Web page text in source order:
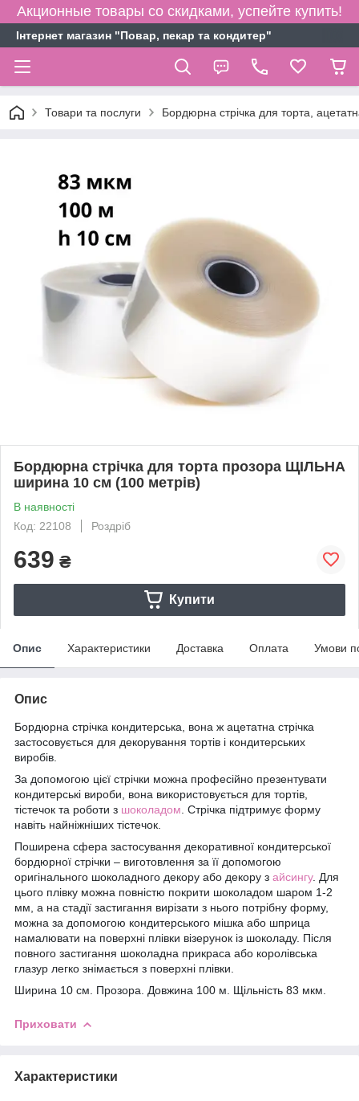
Акционные товары со скидками, успейте купить!
Інтернет магазин "Повар, пекар та кондитер"
Товари та послуги Бордюрна стрічка для торта,
Бордюрна стрічка для торта прозора ЩІЛЬНА
ширина 10 см (100 метрів)
В наявності
Код: 22108
Роздріб
639 ₴
Купити
Опис Характеристики Доставка Оплата Умови
Опис
Бордюрна стрічка кондитерська, вона ж ацетатна стрічка
застосовується для декорування тортів і кондитерських
виробів.
За допомогою цієї стрічки можна професійно презентувати
кондитерські вироби, вона використовується для тортів,
тістечок та роботи з шоколадом . Стрічка підтримує форму
навіть найніжніших тістечок.
Поширена сфера застосування декоративної кондитерської
бордюрної стрічки – виготовлення за її допомогою
оригінального шоколадного декору або декору з айсингу. Для
цього плівку можна повністю покрити шоколадом шаром 1-2
мм, а на стадії застигання вирізати з нього потрібну форму,
можна за допомогою кондитерського мішка або шприца
намалювати на поверхні плівки візерунок із шоколаду. Після
повного застигання шоколадна прикраса або королівська
глазур легко знімається з поверхні плівки.
Ширина 10 см. Прозора. Довжина 100 м. Щільність 83 мкм.
Приховати
Характеристики